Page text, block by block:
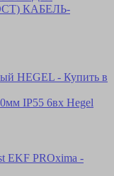
КАБЕЛЬ-
IP55 6вх Hegel